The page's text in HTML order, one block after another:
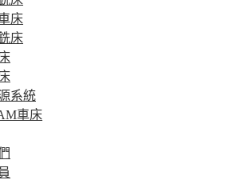
床
床
系統
車床